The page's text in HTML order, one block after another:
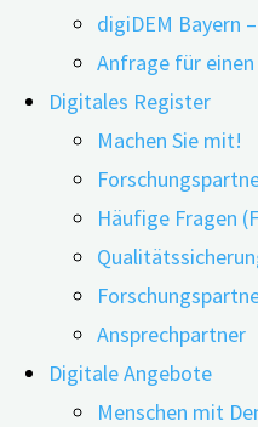
digiDEM Bayern
Anfrage für
Digitales Register
Machen Sie mit!
Häufige Fragen
Ansprechpartner
Digitale Angebote
Menschen mit
15.10.202424.06.2026
In der dritten Ausgabe
bei digiDEM Bayern
in Dänemark.